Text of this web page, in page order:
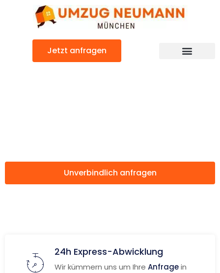
Jetzt anfragen
Unverbindlich anfragen
24h Express-Abwicklung
Wir kümmern uns um Ihre Anfragein